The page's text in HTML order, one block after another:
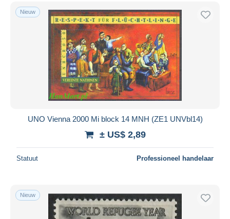
Nieuw
UNO Vienna 2000 Mi block 14 MNH (ZE1 UNVbl14)
± US$ 2,89
Statuut Professioneel handelaar
Nieuw